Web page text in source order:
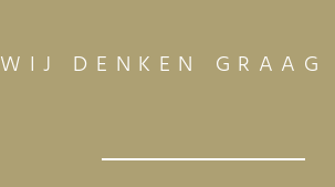
WIJ DENKEN GRAAG